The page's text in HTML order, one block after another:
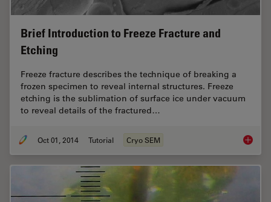
Brief Introduction to Freeze Fracture and
Etching
Freeze fracture describes the technique of breaking a
frozen specimen to reveal internal structures. Freeze
etching is the sublimation of surface ice under vacuum
to reveal details of the fractured…
Oct 01, 2014 Tutorial Cryo SEM Brief